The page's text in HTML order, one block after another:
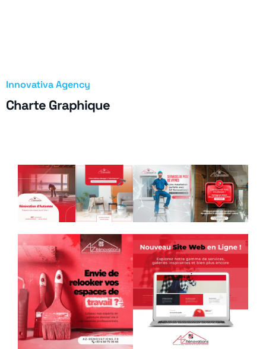
Innovativa Agency
Charte Graphique